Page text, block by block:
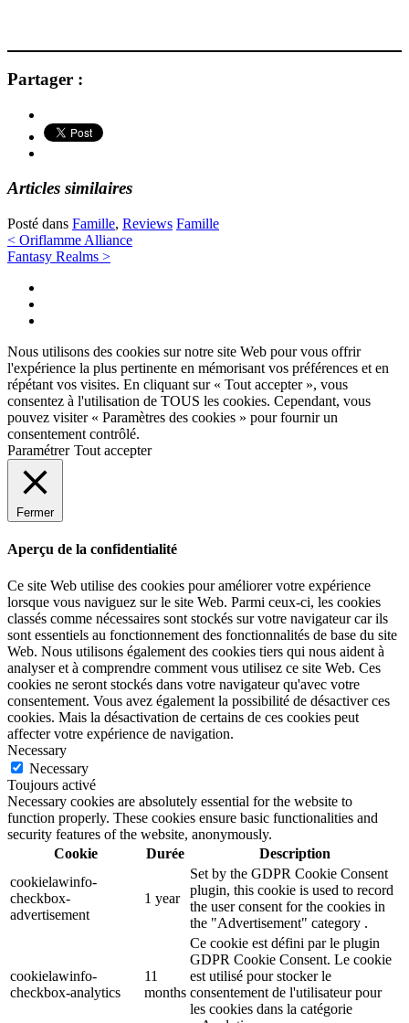
Partager :
Articles similaires
Posté dans Famille, Reviews Famille
Navigation
des
articles
< Oriflamme Alliance
Fantasy Realms >
Nous utilisons des cookies sur notre site Web pour vous offrir
l'expérience la plus pertinente en mémorisant vos préférences et en
répétant vos visites. En cliquant sur « Tout accepter », vous
consentez à l'utilisation de TOUS les cookies. Cependant, vous
pouvez visiter « Paramètres des cookies » pour fournir un
consentement contrôlé.
Paramétrer Tout accepter
Fermer
Aperçu de la confidentialité
Ce site Web utilise des cookies pour améliorer votre expérience
lorsque vous naviguez sur le site Web. Parmi ceux-ci, les cookies
classés comme nécessaires sont stockés sur votre navigateur car ils
sont essentiels au fonctionnement des fonctionnalités de base du site
Web. Nous utilisons également des cookies tiers qui nous aident à
analyser et à comprendre comment vous utilisez ce site Web. Ces
cookies ne seront stockés dans votre navigateur qu'avec votre
consentement. Vous avez également la possibilité de désactiver ces
cookies. Mais la désactivation de certains de ces cookies peut
affecter votre expérience de navigation.
Necessary
Necessary
Toujours activé
Necessary cookies are absolutely essential for the website to
function properly. These cookies ensure basic functionalities and
security features of the website, anonymously.
Cookie
Durée
Description
cookielawinfo-
checkbox-
advertisement
1 year
Set by the GDPR Cookie Consent
plugin, this cookie is used to record
the user consent for the cookies in
the "Advertisement" category .
cookielawinfo-
checkbox-analytics
11
months
Ce cookie est défini par le plugin
GDPR Cookie Consent. Le cookie
est utilisé pour stocker le
consentement de l'utilisateur pour
les cookies dans la catégorie